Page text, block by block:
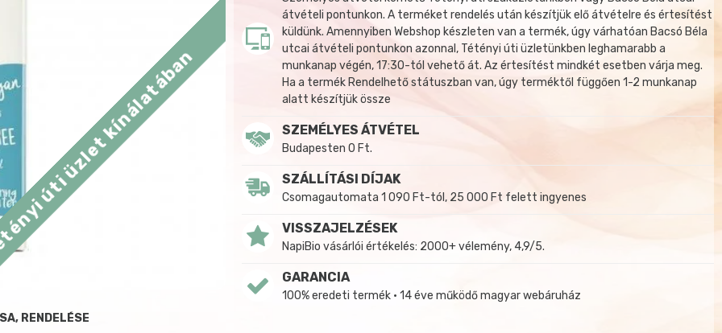
üzlet kínálatában
átvételi pontunkon. A terméket rendelés után készítjük elő átvételre és értesítést
küldünk. Amennyiben Webshop készleten van a termék, úgy várhatóan Bacsó Béla
utcai átvételi pontunkon azonnal, Tétényi úti üzletünkben leghamarabb a
munkanap végén, 17:30-tól vehető át. Az értesítést mindkét esetben várja meg.
Ha a termék Rendelhető státuszban van, úgy terméktől függően 1-2 munkanap
alatt készítjük össze
SZEMÉLYES ÁTVÉTEL
Budapesten 0 Ft.
SZÁLLÍTÁSI DÍJAK
Csomagautomata 1 090 Ft-tól, 25 000 Ft felett ingyenes
VISSZAJELZÉSEK
NapiBio vásárlói értékelés: 2000+ vélemény, 4,9/5.
GARANCIA
100% eredeti termék • 14 éve működő magyar webáruház
RENDELÉSE